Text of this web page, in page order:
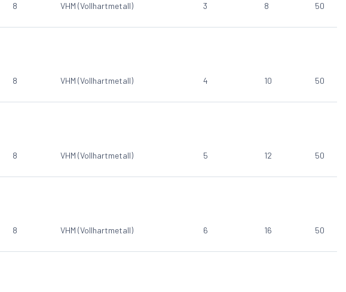
8 VHM (Vollhartmetall) 3 8 50
8 VHM (Vollhartmetall) 4 10 50
8 VHM (Vollhartmetall) 5 12 50
8 VHM (Vollhartmetall) 6 16 50